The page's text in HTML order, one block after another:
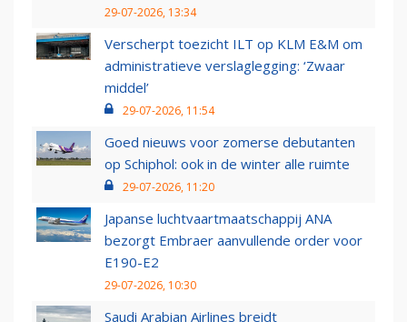
29-07-2026, 13:34
Verscherpt toezicht ILT op KLM E&M om
administratieve verslaglegging: ‘Zwaar
middel’
29-07-2026, 11:54
Goed nieuws voor zomerse debutanten
op Schiphol: ook in de winter alle ruimte
29-07-2026, 11:20
Japanse luchtvaartmaatschappij ANA
bezorgt Embraer aanvullende order voor
E190-E2
29-07-2026, 10:30
Saudi Arabian Airlines breidt